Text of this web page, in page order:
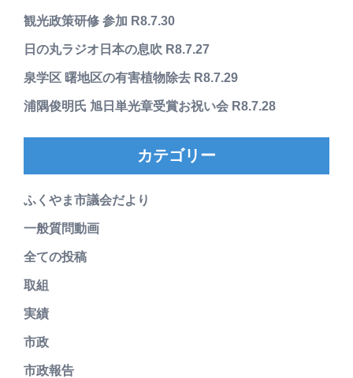
観光政策研修 参加 R8.7.30
日の丸ラジオ日本の息吹 R8.7.27
泉学区 曙地区の有害植物除去 R8.7.29
浦隅俊明氏 旭日単光章受賞お祝い会 R8.7.28
カテゴリー
ふくやま市議会だより
一般質問動画
全ての投稿
取組
実績
市政
市政報告